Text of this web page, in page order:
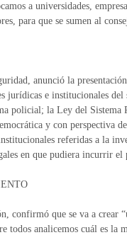
a universidades,
para que se sumen al
anunció la
jurídicas e institucionales
policial; la Ley del Sistema
y con perspectiva
referidas a la
en que pudiera incurrir el
confirmó que se va a crear
todos analicemos cuál es la